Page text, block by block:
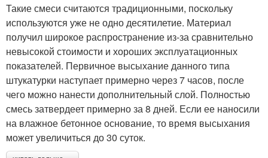
Такие смеси считаются традиционными, поскольку
используются уже не одно десятилетие. Материал
получил широкое распространение из-за сравнительно
невысокой стоимости и хороших эксплуатационных
показателей. Первичное высыхание данного типа
штукатурки наступает примерно через 7 часов, после
чего можно нанести дополнительный слой. Полностью
смесь затвердеет примерно за 8 дней. Если ее наносили
на влажное бетонное основание, то время высыхания
может увеличиться до 30 суток.